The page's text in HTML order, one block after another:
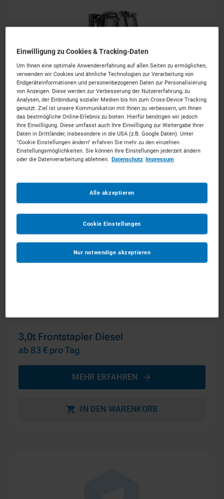
2,5t Frontstapler Diesel
ab 81 €pro Tag
MEHR ERFAHREN
IN DEN WARENKORB
3,0t Frontstapler Diesel
ab 83 € pro Tag
MEHR ERFAHREN
IN DEN WARENKORB
Einwilligung zu Cookies & Tracking-Daten
Um Ihnen eine optimale Anwendererfahrung auf allen Seiten zu ermöglichen,
verwenden wir Cookies und ähnliche Technologien zur Verarbeitung von
Endgeräteinformationen und personenbezogenen Daten zur Personalisierung
von Anzeigen. Diese werden zur Verbesserung der Nutzererfahrung, zu
Analysen, der Einbindung sozialer Medien bis hin zum Cross-Device Tracking
genutzt. Ziel ist unsere Kommunikation mit Ihnen zu verbessern, um Ihnen
das bestmögliche Online-Erlebnis zu bieten. Hierfür benötigen wir jedoch
Ihre Einwilligung. Diese umfasst auch Ihre Einwilligung zur Weitergabe Ihrer
Daten in Drittländer, insbesondere in die USA (z.B. Google Daten). Unter
"Cookie Einstellungen ändern" erfahren Sie mehr zu den einzelnen
Einstellungsmöglichkeiten. Sie können Ihre Einstellungen jederzeit ändern
oder die Datenverarbeitung ablehnen. Datenschutz Impressum
Nur notwendige akzeptieren
Alle akzeptieren
Cookie Einstellungen